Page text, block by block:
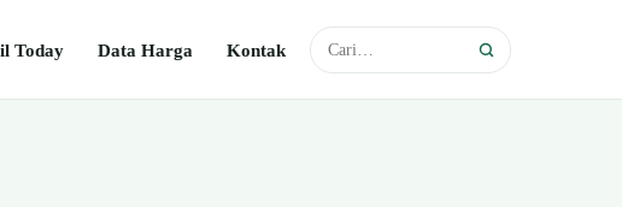
Today Data Harga Kontak